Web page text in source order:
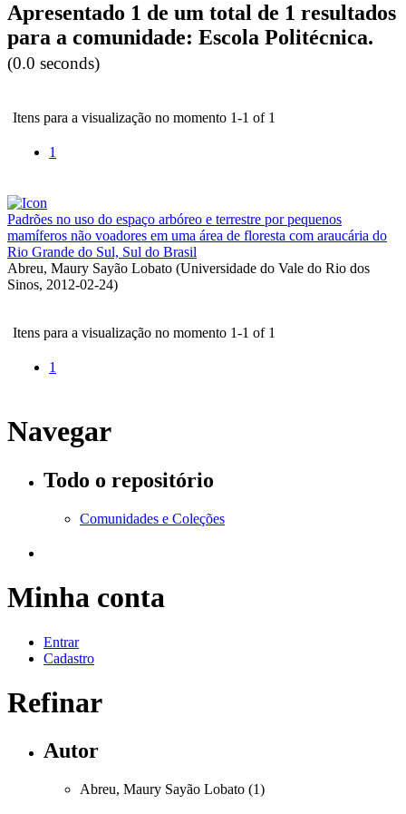
Apresentado 1 de um total de 1 resultados
para a comunidade: Escola Politécnica.
(0.0 seconds)
Itens para a visualização no momento 1-1 of 1
1
Padrões no uso do espaço arbóreo e terrestre por pequenos
mamíferos não voadores em uma área de floresta com araucária do
Rio Grande do Sul, Sul do Brasil
Abreu, Maury Sayão Lobato (Universidade do Vale do Rio dos
Sinos, 2012-02-24)
Itens para a visualização no momento 1-1 of 1
1
Navegar
Todo o repositório
Comunidades e Coleções
Minha conta
Entrar
Cadastro
Refinar
Autor
Abreu, Maury Sayão Lobato (1)